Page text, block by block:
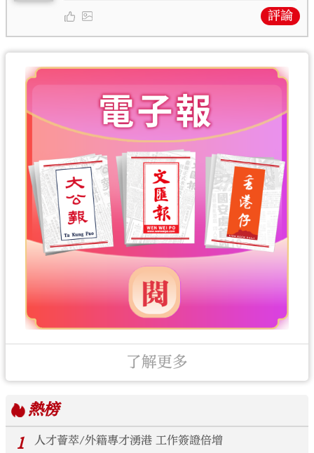
評論
了解更多
熱榜
1
人才薈萃/外籍專才湧港 工作簽證倍增